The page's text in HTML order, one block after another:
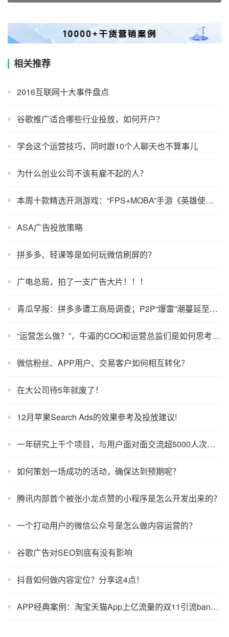
相关推荐
2016互联网十大事件盘点
谷歌推广适合哪些行业投放，如何开户？
学会这个运营技巧，同时跟10个人聊天也不算事儿
为什么创业公司不该有雇不起的人？
本周十款精选开测游戏：“FPS+MOBA”手游《英雄使命》等开测
ASA广告投放策略
拼多多、轻课等是如何玩微信刷屏的？
广电总局，拍了一支广告大片！！！
青瓜早报：拼多多遭工商局调查；P2P“爆雷”潮蔓延至重庆…
“运营怎么做？”，牛逼的COO和运营总监们是如何思考这个问题的？
微信粉丝、APP用户、交易客户如何相互转化？
在大公司待5年就废了！
12月苹果Search Ads的效果参考及投放建议!
一年研究上千个项目，与用户面对面交流超5000人次，腾讯是这样做用户研究的
如何策划一场成功的活动，确保达到预期呢？
腾讯内部首个被张小龙点赞的小程序是怎么开发出来的？
一个打动用户的微信公众号是怎么做内容运营的？
谷歌广告对SEO到底有没有影响
抖音如何做内容定位？分享这4点！
APP经典案例：淘宝天猫App上亿流量的双11引流banner是怎么搞出来的！